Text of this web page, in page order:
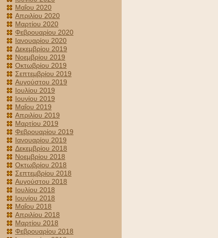
Μαΐου 2020
Απριλίου 2020
Μαρτίου 2020
Φεβρουαρίου 2020
Ιανουαρίου 2020
Δεκεμβρίου 2019
Νοεμβρίου 2019
Οκτωβρίου 2019
Σεπτεμβρίου 2019
Αυγούστου 2019
Ιουλίου 2019
Ιουνίου 2019
Μαΐου 2019
Απριλίου 2019
Μαρτίου 2019
Φεβρουαρίου 2019
Ιανουαρίου 2019
Δεκεμβρίου 2018
Νοεμβρίου 2018
Οκτωβρίου 2018
Σεπτεμβρίου 2018
Αυγούστου 2018
Ιουλίου 2018
Ιουνίου 2018
Μαΐου 2018
Απριλίου 2018
Μαρτίου 2018
Φεβρουαρίου 2018